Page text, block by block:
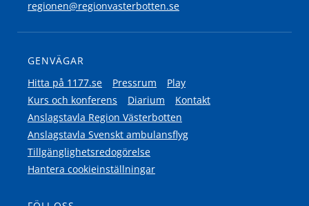
regionen@regionvasterbotten.se
GENVÄGAR
Hitta på 1177.se
Pressrum
Play
Kurs och konferens
Diarium
Kontakt
Anslagstavla Region Västerbotten
Anslagstavla Svenskt ambulansflyg
Tillgänglighetsredogörelse
Hantera cookieinställningar